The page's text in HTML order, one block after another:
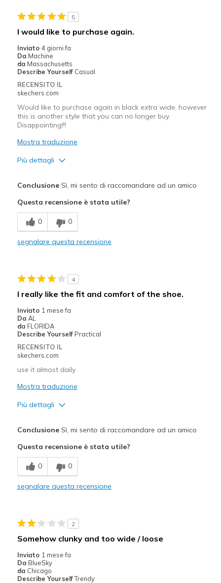
5
I would like to purchase again.
Inviato 4 giorni fa
Da Machine
da Massachusetts
Describe Yourself Casual
RECENSITO IL
skechers.com
Would like to purchase again in black extra wide, however
this is another style that you can no longer buy.
Disappointing!!!
Mostra traduzione
Più dettagli
Breathe Well
Comfortable
Going Out
Width
Sizing
View On Shoes
ConclusioneSì, mi sento di raccomandare ad un amico
Questa recensione è stata utile?
0 0
segnalare questa recensione
4
I really like the fit and comfort of the shoe.
Inviato 1 mese fa
Da AL
da FLORIDA
Describe Yourself Practical
RECENSITO IL
skechers.com
use it almost daily
Mostra traduzione
Più dettagli
Breathe Well
Comfortable
Travel
ConclusioneSì, mi sento di raccomandare ad un amico
Questa recensione è stata utile?
0 0
segnalare questa recensione
2
Somehow clunky and too wide / loose
Inviato 1 mese fa
Da BlueSky
da Chicago
Describe YourselfTrendy